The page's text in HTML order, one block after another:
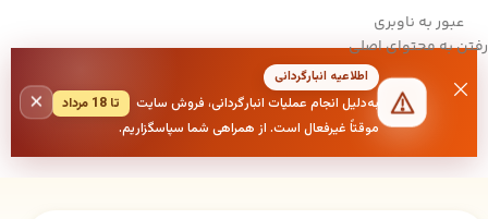
عبور به ناوبری
رفتن به محتوای اصلی
اطلاعیه انبارگردانی
به‌دلیل انجام عملیات انبارگردانی، فروش سایت
تا 18 مرداد
موقتاً غیرفعال است. از همراهی شما سپاسگزاریم.
×